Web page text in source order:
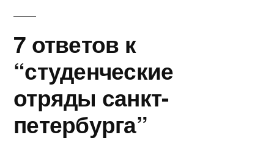
7 ответов к
“студенческие
отряды санкт-
петербурга”